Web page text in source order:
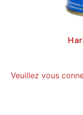
Veuillez vous